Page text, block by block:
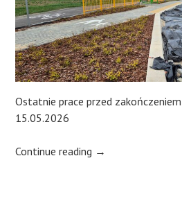
Ostatnie prace przed
15.05.2026
Continue reading →